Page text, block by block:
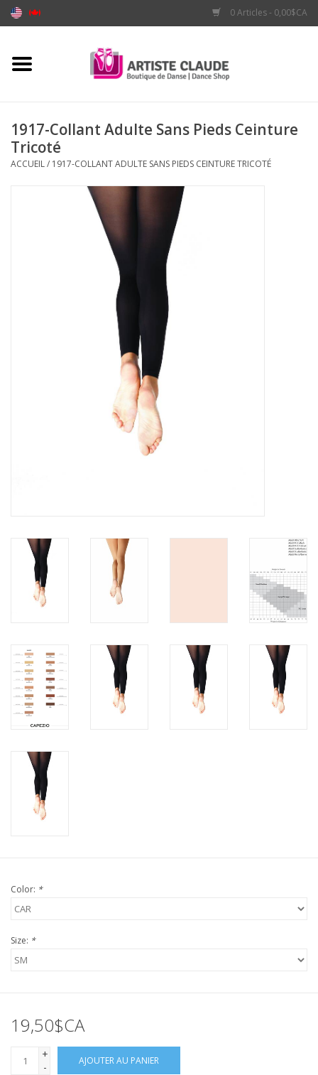
0 Articles - 0,00$CA
Accueil
Vêtements
1917-Collant Adulte Sans Pieds Ceinture
Tricoté
ACCUEIL/ 1917-COLLANT ADULTE SANS PIEDS CEINTURE TRICOTÉ
Color: *
Size: *
19,50$CA
+
-
AJOUTER AU PANIER